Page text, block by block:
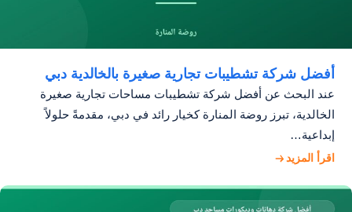
أفضل شركة تشطيبات تجارية صغيرة بالخالدية دبي
عند البحث عن أفضل شركة تشطيبات مساحات تجارية صغيرة
الخالدية، تبرز روضة المنارة كخيار رائد في دبي، مقدمةً حلولاً
إبداعية…
اقرأ المزيد